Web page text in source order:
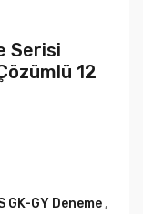
Serisi
12
GK-GY Deneme,